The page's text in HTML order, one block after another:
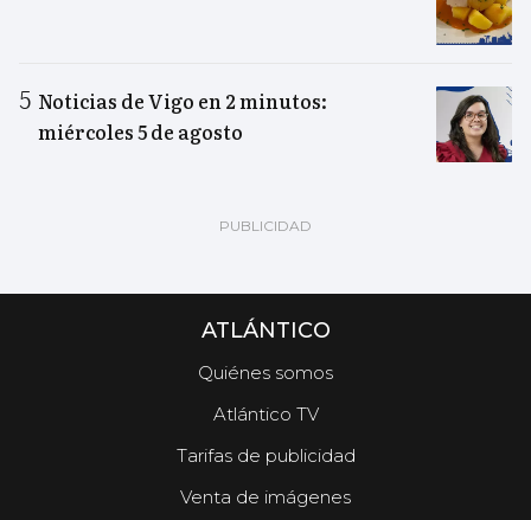
Noticias de Vigo en 2 minutos:
miércoles 5 de agosto
ATLÁNTICO
Quiénes somos
Atlántico TV
Tarifas de publicidad
Venta de imágenes